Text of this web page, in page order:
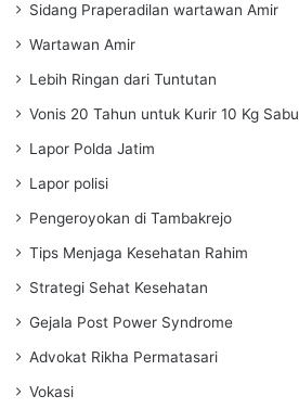
Sidang Praperadilan wartawan Amir
Wartawan Amir
Lebih Ringan dari Tuntutan
Vonis 20 Tahun untuk Kurir 10 Kg Sabu
Lapor Polda Jatim
Lapor polisi
Pengeroyokan di Tambakrejo
Tips Menjaga Kesehatan Rahim
Strategi Sehat Kesehatan
Gejala Post Power Syndrome
Advokat Rikha Permatasari
Vokasi